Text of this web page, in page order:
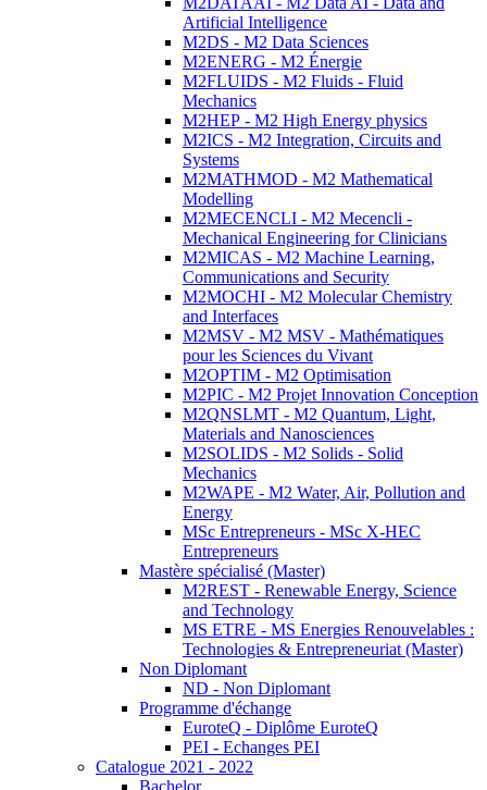
Artificial Intelligence
M2DS - M2 Data Sciences
M2ENERG - M2 Énergie
M2FLUIDS - M2 Fluids - Fluid
Mechanics
M2HEP - M2 High Energy physics
M2ICS - M2 Integration, Circuits and
Systems
M2MATHMOD - M2 Mathematical
Modelling
M2MECENCLI - M2 Mecencli -
Mechanical Engineering for Clinicians
M2MICAS - M2 Machine Learning,
Communications and Security
M2MOCHI - M2 Molecular Chemistry
and Interfaces
M2MSV - M2 MSV - Mathématiques
pour les Sciences du Vivant
M2OPTIM - M2 Optimisation
M2PIC - M2 Projet Innovation Conception
M2QNSLMT - M2 Quantum, Light,
Materials and Nanosciences
M2SOLIDS - M2 Solids - Solid
Mechanics
M2WAPE - M2 Water, Air, Pollution and
Energy
MSc Entrepreneurs - MSc X-HEC
Entrepreneurs
Mastère spécialisé (Master)
M2REST - Renewable Energy, Science
and Technology
MS ETRE - MS Energies Renouvelables :
Technologies & Entrepreneuriat (Master)
Non Diplomant
ND - Non Diplomant
Programme d'échange
EuroteQ - Diplôme EuroteQ
PEI - Echanges PEI
Catalogue 2021 - 2022
Bachelor